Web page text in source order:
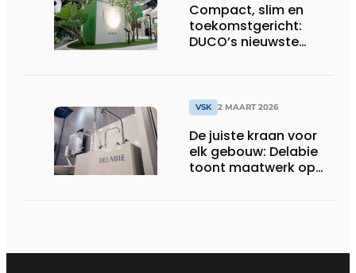
Compact, slim en
toekomstgericht:
DUCO’s nieuwste
VSK 2 MAART 2026
De juiste kraan voor
elk gebouw: Delabie
toont maatwerk op